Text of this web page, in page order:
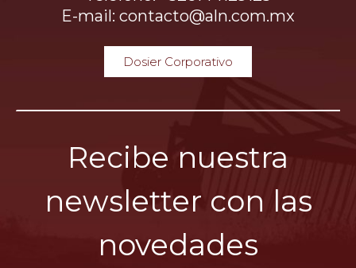
E-mail: contacto@aln.com.mx
Dosier Corporativo
Recibe nuestra
newsletter con las
novedades